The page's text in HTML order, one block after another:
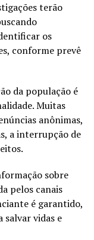
terão
os
conforme prevê
da população é
Muitas
anônimas,
a interrupção de
sobre
pelos canais
é garantido,
salvar vidas e